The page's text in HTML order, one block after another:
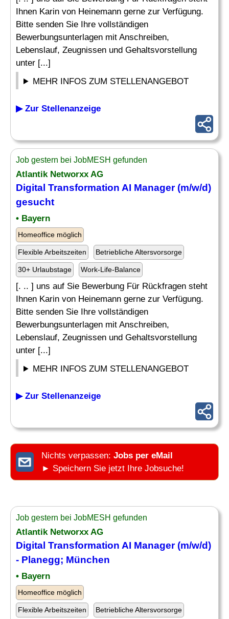
Ihnen Karin von Heinemann gerne zur Verfügung.
Bitte senden Sie Ihre vollständigen
Bewerbungsunterlagen mit Anschreiben,
Lebenslauf, Zeugnissen und Gehaltsvorstellung
unter [...]
MEHR INFOS ZUM STELLENANGEBOT
▶ Zur Stellenanzeige
Job gestern bei JobMESH gefunden
Atlantik Networxx AG
Digital Transformation AI Manager (m/w/d)
gesucht
• Bayern
Homeoffice möglich
Flexible Arbeitszeiten Betriebliche Altersvorsorge
30+ Urlaubstage Work-Life-Balance
[. .. ] uns auf Sie Bewerbung Für Rückfragen steht
Ihnen Karin von Heinemann gerne zur Verfügung.
Bitte senden Sie Ihre vollständigen
Bewerbungsunterlagen mit Anschreiben,
Lebenslauf, Zeugnissen und Gehaltsvorstellung
unter [...]
MEHR INFOS ZUM STELLENANGEBOT
▶ Zur Stellenanzeige
Nichts verpassen: Jobs per eMail
► Speichern Sie jetzt Ihre Jobsuche!
Job gestern bei JobMESH gefunden
Atlantik Networxx AG
Digital Transformation AI Manager (m/w/d)
- Planegg; München
• Bayern
Homeoffice möglich
Flexible Arbeitszeiten Betriebliche Altersvorsorge